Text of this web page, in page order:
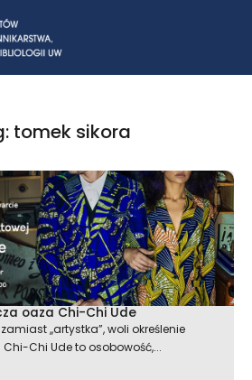
tomek sikora
oaza Chi-Chi Ude
,,artystka”, woli określenie
Chi-Chi Ude to osobowość,...